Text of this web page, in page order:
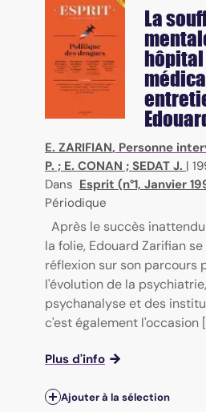
La
E. ZARIFIAN, Personne
P. ; E. CONAN ; SEDAT J. |
Dans Esprit (n°1, Janvier
Périodique
Après le succès
la folie, Edouard Zarifian
réflexion sur son parcours
l'évolution de la
psychanalyse et des
c'est également l'occasion
Plus d'info
Ajouter à la sélection